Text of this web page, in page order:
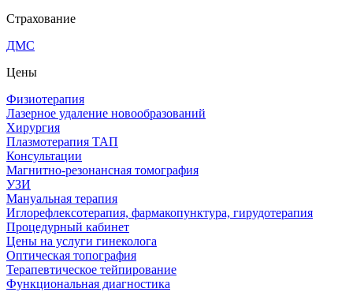
Страхование
ДМС
Цены
Физиотерапия
Лазерное удаление новообразований
Хирургия
Плазмотерапия ТАП
Консультации
Магнитно-резонансная томография
УЗИ
Мануальная терапия
Иглорефлексотерапия, фармакопунктура, гирудотерапия
Процедурный кабинет
Цены на услуги гинеколога
Оптическая топография
Терапевтическое тейпирование
Функциональная диагностика